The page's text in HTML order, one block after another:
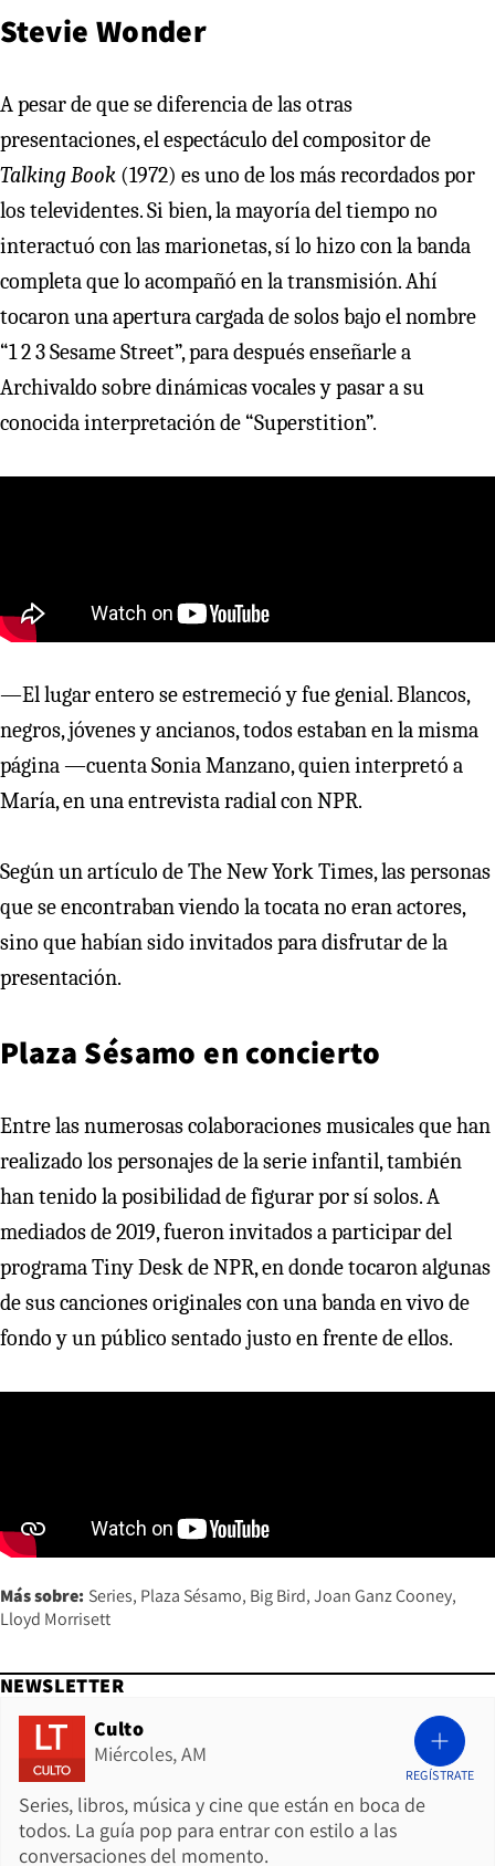
Stevie Wonder
A pesar de que se diferencia de las otras
presentaciones, el espectáculo del compositor de
Talking Book (1972) es uno de los más recordados por
los televidentes. Si bien, la mayoría del tiempo no
interactuó con las marionetas, sí lo hizo con la banda
completa que lo acompañó en la transmisión. Ahí
tocaron una apertura cargada de solos bajo el nombre
“1 2 3 Sesame Street”, para después enseñarle a
Archivaldo sobre dinámicas vocales y pasar a su
conocida interpretación de “Superstition”.
—El lugar entero se estremeció y fue genial. Blancos,
negros, jóvenes y ancianos, todos estaban en la misma
página —cuenta Sonia Manzano, quien interpretó a
María, en una entrevista radial con NPR.
Según un artículo de The New York Times, las personas
que se encontraban viendo la tocata no eran actores,
sino que habían sido invitados para disfrutar de la
presentación.
Plaza Sésamo en concierto
Entre las numerosas colaboraciones musicales que han
realizado los personajes de la serie infantil, también
han tenido la posibilidad de figurar por sí solos. A
mediados de 2019, fueron invitados a participar del
programa Tiny Desk de NPR, en donde tocaron algunas
de sus canciones originales con una banda en vivo de
fondo y un público sentado justo en frente de ellos.
Más sobre: Series Plaza Sésamo Big Bird Joan Ganz Cooney
Lloyd Morrisett
NEWSLETTER
Culto
Miércoles, AM
Series, libros, música y cine que están en boca de
todos. La guía pop para entrar con estilo a las
conversaciones del momento.
REGÍSTRATE